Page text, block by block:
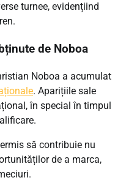
turnee, evidențiind
de Noboa
Noboa a acumulat
. Aparițiile sale
în special în timpul
să contribuie nu
de a marca,